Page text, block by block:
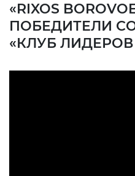
«RIXOS
ПОБЕДИТЕЛИ
«КЛУБ ЛИДЕРОВ